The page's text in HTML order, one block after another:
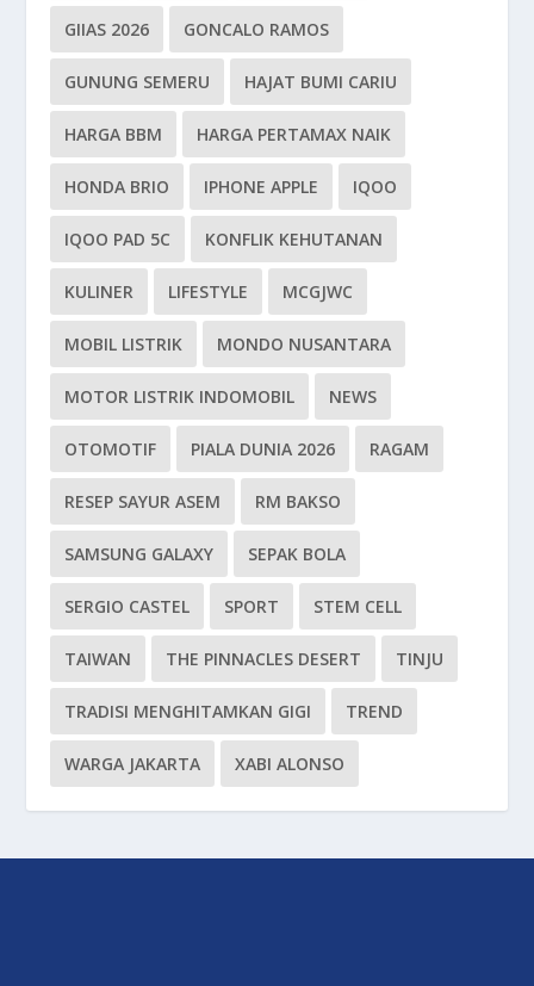
GIIAS 2026 GONCALO RAMOS
GUNUNG SEMERU HAJAT BUMI CARIU
HARGA BBM HARGA PERTAMAX NAIK
HONDA BRIO IPHONE APPLE IQOO
IQOO PAD 5C KONFLIK KEHUTANAN
KULINER LIFESTYLE MCGJWC
MOBIL LISTRIK MONDO NUSANTARA
MOTOR LISTRIK INDOMOBIL NEWS
OTOMOTIF PIALA DUNIA 2026 RAGAM
RESEP SAYUR ASEM RM BAKSO
SAMSUNG GALAXY SEPAK BOLA
SERGIO CASTEL SPORT STEM CELL
TAIWAN THE PINNACLES DESERT TINJU
TRADISI MENGHITAMKAN GIGI TREND
WARGA JAKARTA XABI ALONSO